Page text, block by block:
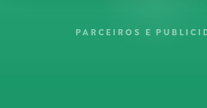
PARCEIROS E